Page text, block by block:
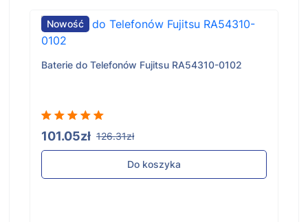
Nowość
Baterie do Telefonów Fujitsu RA54310-0102
101.05zł 126.31zł
Do koszyka